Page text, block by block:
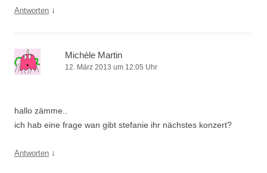
Antworten ↓
Michèle Martin
12. März 2013 um 12:05 Uhr
hallo zämme..
ich hab eine frage wan gibt stefanie ihr nächstes konzert?
Antworten ↓